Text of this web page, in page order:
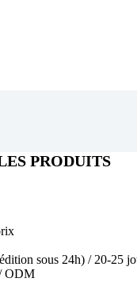
PRODUITS
sous 24h) / 20-25
ODM